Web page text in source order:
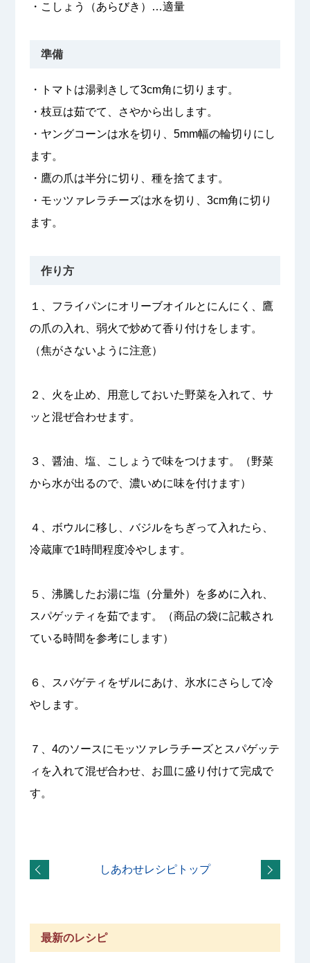
・こしょう（あらびき）…適量
準備
・トマトは湯剥きして3cm角に切ります。
・枝豆は茹でて、さやから出します。
・ヤングコーンは水を切り、5mm幅の輪切りにし
ます。
・鷹の爪は半分に切り、種を捨てます。
・モッツァレラチーズは水を切り、3cm角に切り
ます。
作り方
１、フライパンにオリーブオイルとにんにく、鷹
の爪の入れ、弱火で炒めて香り付けをします。
（焦がさないように注意）
２、火を止め、用意しておいた野菜を入れて、サ
ッと混ぜ合わせます。
３、醤油、塩、こしょうで味をつけます。（野菜
から水が出るので、濃いめに味を付けます）
４、ボウルに移し、バジルをちぎって入れたら、
冷蔵庫で1時間程度冷やします。
５、沸騰したお湯に塩（分量外）を多めに入れ、
スパゲッティを茹でます。（商品の袋に記載され
ている時間を参考にします）
６、スパゲティをザルにあけ、氷水にさらして冷
やします。
７、4のソースにモッツァレラチーズとスパゲッテ
ィを入れて混ぜ合わせ、お皿に盛り付けて完成で
す。
しあわせレシピトップ
最新のレシピ